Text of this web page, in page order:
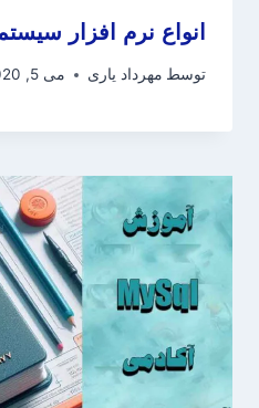
انواع نرم افزار
توسط مهرداد یاری می 5, 2020